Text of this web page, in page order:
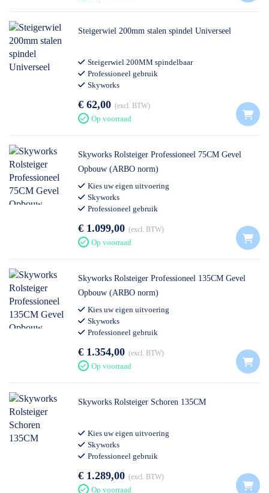
Steigerwiel 200mm stalen spindel Universeel
Steigerwiel 200MM spindelbaar
Professioneel gebruik
Skyworks
€ 62,00 excl. BTW
Op voorraad
Skyworks Rolsteiger Professioneel 75CM Gevel
Opbouw (ARBO norm)
Kies uw eigen uitvoering
Skyworks
Professioneel gebruik
€ 1.099,00 excl. BTW
Op voorraad
Skyworks Rolsteiger Professioneel 135CM Gevel
Opbouw (ARBO norm)
Kies uw eigen uitvoering
Skyworks
Professioneel gebruik
€ 1.354,00 excl. BTW
Op voorraad
Skyworks Rolsteiger Schoren 135CM
Kies uw eigen uitvoering
Skyworks
Professioneel gebruik
€ 1.289,00 excl. BTW
Op voorraad